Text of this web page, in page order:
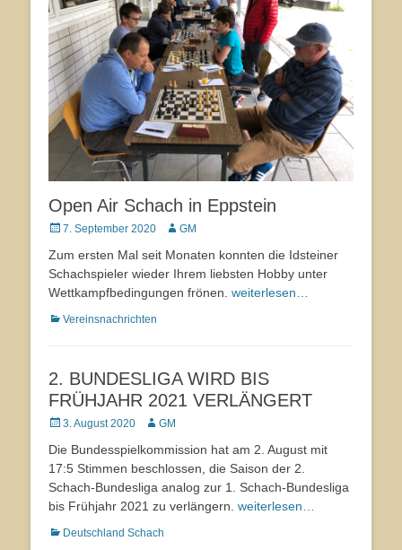
Open Air Schach in Eppstein
Veröffentlicht
7. September 2020 Autor
GM
Zum ersten Mal seit Monaten konnten die Idsteiner
Schachspieler wieder Ihrem liebsten Hobby unter
Wettkampfbedingungen frönen. weiterlesen…
Kategorien
Vereinsnachrichten
2. BUNDESLIGA WIRD BIS
FRÜHJAHR 2021 VERLÄNGERT
Veröffentlicht
3. August 2020 Autor
GM
Die Bundesspielkommission hat am 2. August mit
17:5 Stimmen beschlossen, die Saison der 2.
Schach-Bundesliga analog zur 1. Schach-Bundesliga
bis Frühjahr 2021 zu verlängern. weiterlesen…
Kategorien
Deutschland Schach